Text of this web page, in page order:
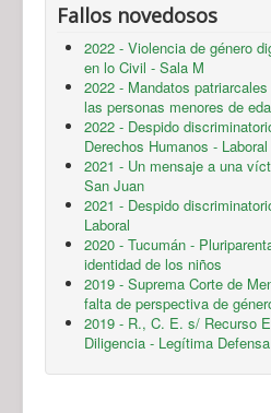
Fallos novedosos
2022 - Violencia de género
en lo Civil - Sala M
2022 - Mandatos
las personas menores de
2022 - Despido
Derechos Humanos - Laboral
2021 - Un mensaje a una
San Juan
2021 - Despido
Laboral
2020 - Tucumán -
identidad de los niños
2019 - Suprema Corte de
falta de perspectiva de
2019 - R., C. E. s/ Recurso
Diligencia - Legítima Defensa